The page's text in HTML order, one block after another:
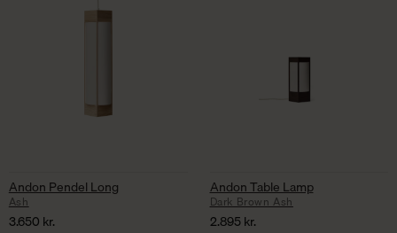
Andon Pendel Long
Ash
3.650 kr.
Andon Table Lamp
Dark Brown Ash
2.895kr.